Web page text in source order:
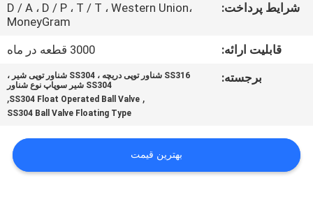
تماس
بگیرید
درخواست
قول
اخبار
شرایط پرداخت:
D / A ، D / P ، T / T ، Western Union،
MoneyGram
قابلیت ارائه:
3000 قطعه در ماه
برجسته:
SS316 شناور توپی دریچه ، SS304 شناور توپی شیر ،
SS304 شیر سوپاپ نوع شناور
,
SS304 Float Operated Ball Valve
,
SS304 Ball Valve Floating Type
بهترین قیمت